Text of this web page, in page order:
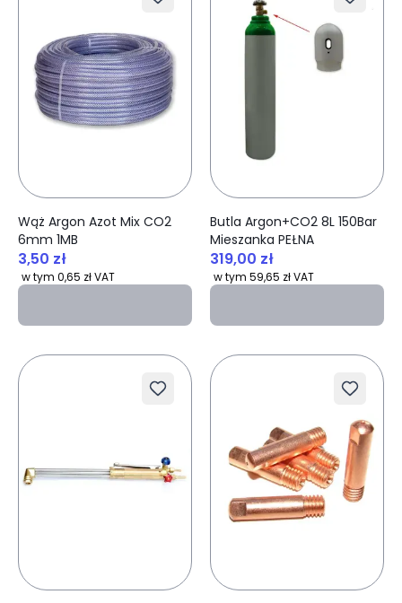
Wąż Argon Azot Mix CO2
6mm 1MB
3,50 zł
w tym 0,65 zł VAT
Butla Argon+CO2 8L 150Bar
Mieszanka PEŁNA
319,00 zł
w tym 59,65 zł VAT